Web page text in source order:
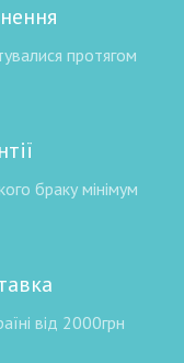
протягом
браку мінімум
від 2000грн